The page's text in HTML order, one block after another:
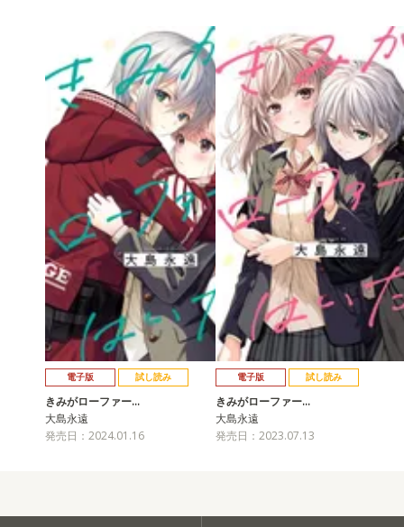
電子版 試し読み
きみがローファー…
大島永遠
発売日：2024.01.16
電子版 試し読み
きみがローファー…
大島永遠
発売日：2023.07.13